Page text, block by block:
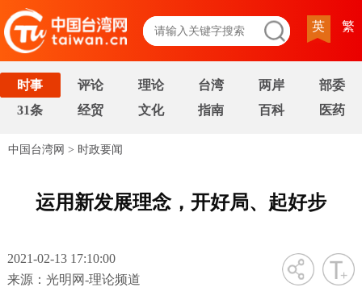
英 繁
时事 评论 理论 台湾 两岸
部委
31条
经贸 文化 指南 百科 医药
中国台湾网 > 时政要闻
运用新发展理念，开好局、起好步
2021-02-13 17:10:00
来源：光明网-理论频道
字号